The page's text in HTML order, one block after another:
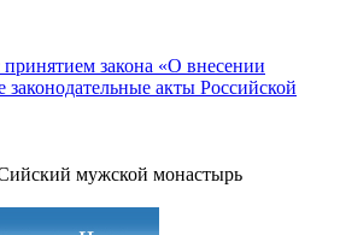
закона «О внесении
акты Российской
мужской монастырь